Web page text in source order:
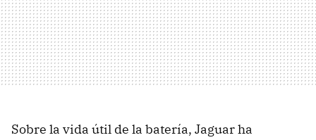
Sobre la vida útil de la batería, Jaguar ha